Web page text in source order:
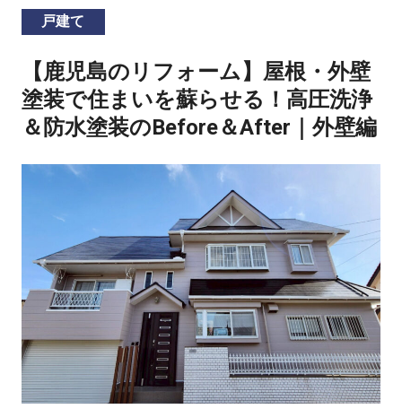
戸建て
【鹿児島のリフォーム】屋根・外壁
塗装で住まいを蘇らせる！高圧洗浄
＆防水塗装のBefore＆After｜外壁編